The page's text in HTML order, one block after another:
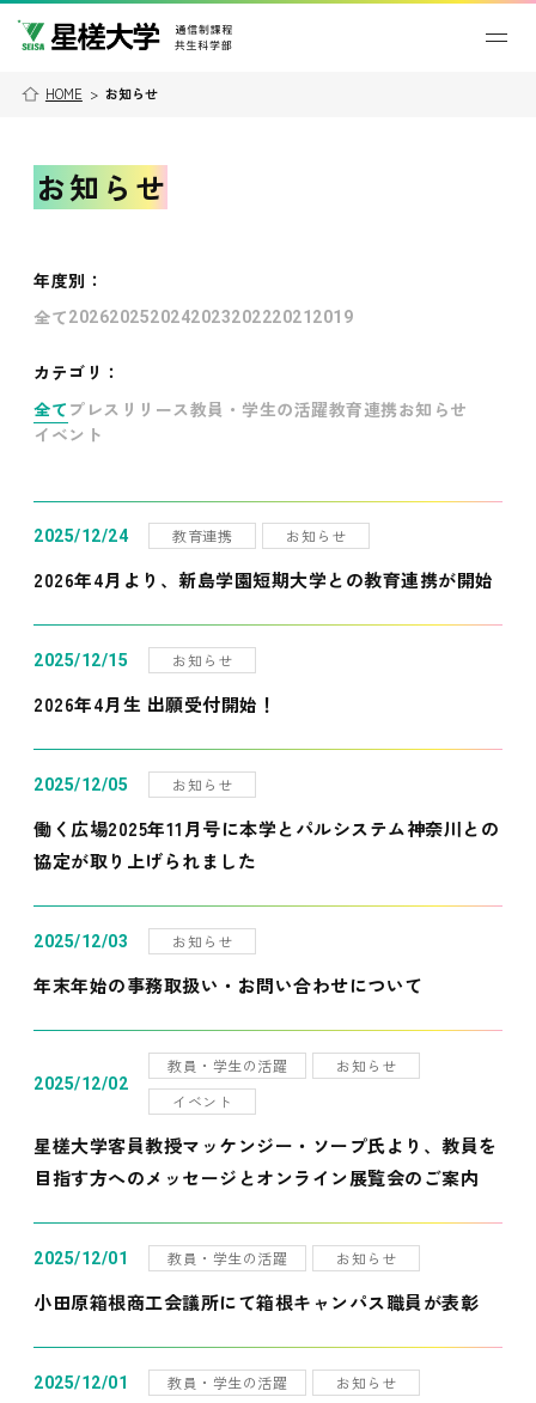
HOME > お知らせ
お知らせ
年度別 ：
全て202620252024202320222021 2019
カテゴリ：
全て プレスリリース教員・学生の活躍教育連携お知らせ
イベント
2025/12/24 教育連携 お知らせ
2026年4月より、新島学園短期大学との教育連携が開始
2025/12/15 お知らせ
2026年4月生 出願受付開始！
2025/12/05 お知らせ
働く広場2025年11月号に本学とパルシステム神奈川との
協定が取り上げられました
2025/12/03 お知らせ
年末年始の事務取扱い・お問い合わせについて
2025/12/02
教員・学生の活躍
お知らせ
イベント
星槎大学客員教授マッケンジー・ソープ氏より、教員を
目指す方へのメッセージとオンライン展覧会のご案内
2025/12/01 教員・学生の活躍 お知らせ
小田原箱根商工会議所にて箱根キャンパス職員が表彰
2025/12/01 教員・学生の活躍 お知らせ